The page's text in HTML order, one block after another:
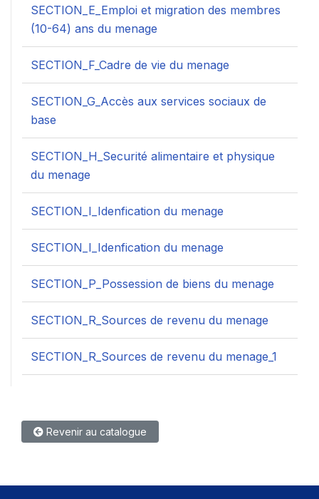
SECTION_E_Emploi et migration des membres
(10-64) ans du menage
SECTION_F_Cadre de vie du menage
SECTION_G_Accès aux services sociaux de
base
SECTION_H_Securité alimentaire et physique
du menage
SECTION_I_Idenfication du menage
SECTION_I_Idenfication du menage
SECTION_P_Possession de biens du menage
SECTION_R_Sources de revenu du menage
SECTION_R_Sources de revenu du menage_1
Revenir au catalogue